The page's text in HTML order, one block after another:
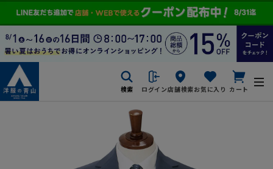
検索 ログイン店舗検索お気に入り カート